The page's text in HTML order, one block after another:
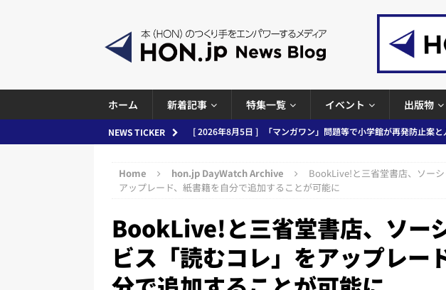
ホーム 新着記事 特集一覧 イベント 出版物
NEWS TICKER [ 2026年8月5日 ]
「マンガワン」問題等で小学館が再発防止案
[ 2026年8月4日 ] 小学館「マンガワン」問題の第三者委員会調査
め 2026.08.04
日刊出版ニュースまとめ
[ 2026年8月3日 ] 「講談社、著者向けポータルサイト提供開始」
務化」など、週刊出版ニュースまとめ＆コラム #726（2026年7月
とめ＆コラム
Home hon.jp DayWatch Archive
BookLive!と三省堂書店、ソー
アップレード、紙書籍を自分で追加することが可能に
BookLive!と三省堂書店、ソー
ビス「読むコレ」をアップレー